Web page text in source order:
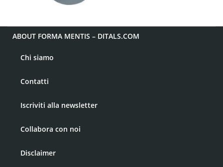
ABOUT FORMA MENTIS – DITALS.COM
Chi siamo
Contatti
Iscriviti alla newsletter
Collabora con noi
Disclaimer